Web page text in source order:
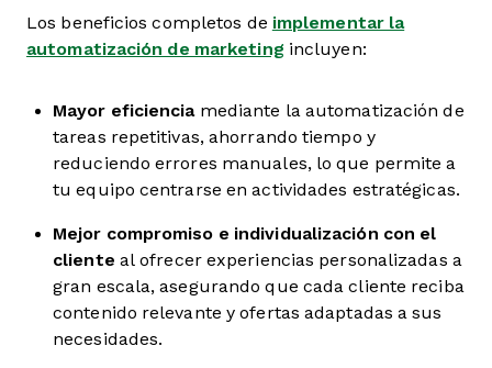
Los beneficios completos de implementar la
automatización de marketing incluyen:
Mayor eficienciamediante la automatización de
tareas repetitivas, ahorrando tiempo y
reduciendo errores manuales, lo que permite a
tu equipo centrarse en actividades estratégicas.
Mejor compromiso e individualización con el
cliente al ofrecer experiencias personalizadas a
gran escala, asegurando que cada cliente reciba
contenido relevante y ofertas adaptadas a sus
necesidades.